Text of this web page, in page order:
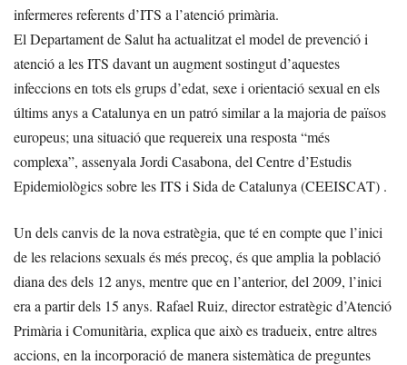
infermeres referents d’ITS a l’atenció primària.
El Departament de Salut ha actualitzat el model de prevenció i
atenció a les ITS davant un augment sostingut d’aquestes
infeccions en tots els grups d’edat, sexe i orientació sexual en els
últims anys a Catalunya en un patró similar a la majoria de països
europeus; una situació que requereix una resposta “més
complexa”, assenyala Jordi Casabona, del Centre d’Estudis
Epidemiològics sobre les ITS i Sida de Catalunya (CEEISCAT) .
Un dels canvis de la nova estratègia, que té en compte que l’inici
de les relacions sexuals és més precoç, és que amplia la població
diana des dels 12 anys, mentre que en l’anterior, del 2009, l’inici
era a partir dels 15 anys. Rafael Ruiz, director estratègic d’Atenció
Primària i Comunitària, explica que això es tradueix, entre altres
accions, en la incorporació de manera sistemàtica de preguntes